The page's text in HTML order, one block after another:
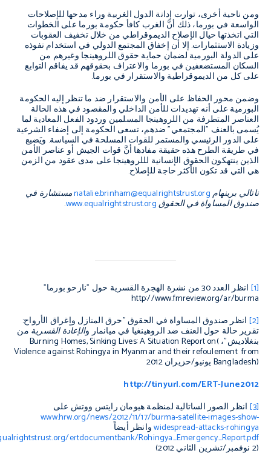
ومن ناحية أخرى، توارت إدانة الدول الغربية وراء مدحها للإصلاحات
الواسعة في بورما، ذلك أنَّ الغرب كافأ حكومة بورما على الخطوات
التي اتخذتها حيال الإصلاح الديموقراطي من خلال تخفيف العقوبات
وزيادة الاستثمارات. إلا أن إخفاق المجتمع الدولي في استخدام نفوذه
على الدولة البورمية لضمان حماية حقوق اللروهينجا وغيرهم من
السكان المستضعفين في بورما والاعتراف بحقوقهم قد يفاقم التوابع
على كل من الديموقراطية والاستقرار في بورما.
وضمن محور الحفاظ على الأمن والاستقرار ضد ما تنظر إليه الحكومة
البورمية على أنه تهديدات للأمن الداخلي والمقصود في هذه الحالة
العناصر المتطرفة من اللروهينجا المسلمين وردود الفعل المعادية لما
يُسمى بالعنف "المجتمعي" ضدهم، تسعى الحكومة إلى إضفاء الشرعية
على الدور الرئيسي والمستمر للقوات المسلحة في السياسة. ويَضيع
في طريقة الطرح هذه حقيقة مفادها أنَّ قوات الجيش أو عناصر الأمن
الذين ينتهكون الحقوق الإنسانية لللروهينجا على مدى عقود من الزمن
هي التي قد تكون الأكثر حاجة للإصلاح.
ناتالي برينهامnatalie.brinham@equalrightstrust.orgمستشارة في
صندوق المساواة في الحقوقwww.equalrightstrust.org
.
[1] انظر العدد 30 من نشرة الهجرة القسرية حول "نازحو بورما"
http://www.fmreview.org/ar/burma
[2] انظر صندوق المساواة في الحقوق "حرق المنازل وإغراق الأرواح:
تقرير حالة حول العنف ضد الروهينغيا في ميانمار والإعادة القسرية من
بنغلاديش"،(
Burning Homes, Sinking Lives: A Situation Report on
Violence against Rohingya in Myanmar and theirrefoulementfrom
Bangladesh)يونيو/حزيران 2012
http://tinyurl.com/ERT-June2012
[3] انظر الصور الساتالية لمنظمة هيومان رايتس ووتش على
www.hrw.org/news/2012/11/17/burma-satellite-images-show-
widespread-attacks-rohingyaوانظر أيضاً
ertdocumentbank/Rohingya_Emergency_Report.pdf
(2 نوفمبر/تشرين الثاني 2012)